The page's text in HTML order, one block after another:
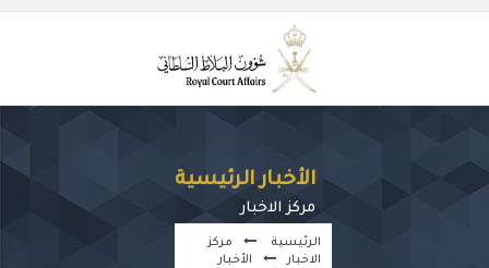
الأخبار الرئيسية
مركز الاخبار
الرئيسية
مركز
الاخبار
الأخبار